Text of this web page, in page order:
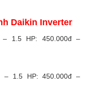
Daikin Inverter
1.5 HP: 450.000đ –
– 1.5 HP: 450.000đ –